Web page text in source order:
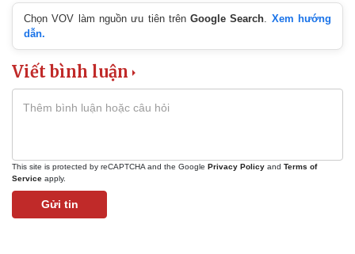
Làm đẹp - giảm cân
Chọn VOV làm nguồn ưu tiên trênGoogle Search. Xem hướng
dẫn.
Viết bình luận
This site is protected by reCAPTCHA and the Google Privacy Policy and Terms of
Service apply.
Gửi tin